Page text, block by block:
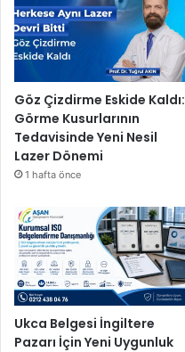
Göz Çizdirme Eskide Kaldı:
Görme Kusurlarının
Tedavisinde Yeni Nesil
Lazer Dönemi
1 hafta önce
Ukca Belgesi İngiltere
Pazarı İçin Yeni Uygunluk